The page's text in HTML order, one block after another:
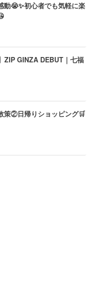
動😭✨初心者でも気軽に楽
ZIP GINZA DEBUT｜七福
策②日帰りショッピング🛒